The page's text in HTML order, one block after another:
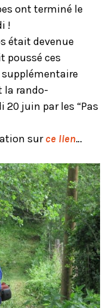
ont terminé le
!
était devenue
poussé ces
la rando-
juin par les “Pas
surce lien…